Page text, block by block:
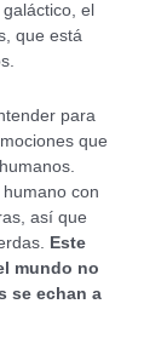
el
que está
para
que
con
así que
Este
mundo no
se echan a